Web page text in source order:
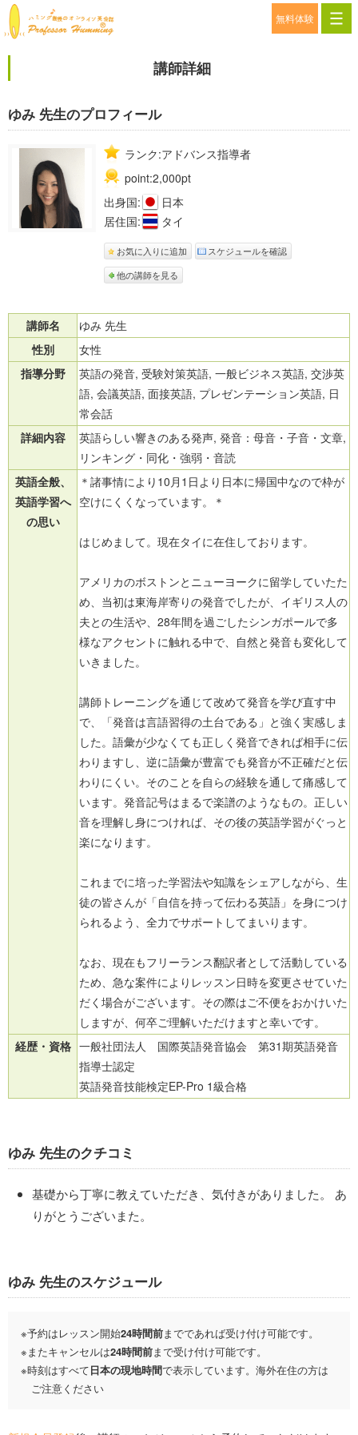
無料体験
講師詳細
ゆみ 先生のプロフィール
ランク:アドバンス指導者
point:2,000pt
出身国:
日本
居住国:
タイ
お気に入りに追加
スケジュールを確認
他の講師を見る
講師名
ゆみ 先生
性別
女性
指導分野
英語の発音, 受験対策英語, 一般ビジネス英語, 交渉英
語, 会議英語, 面接英語, プレゼンテーション英語, 日
常会話
詳細内容
英語らしい響きのある発声, 発音：母音・子音・文章,
リンキング・同化・強弱・音読
英語全般、
英語学習へ
の思い
＊諸事情により10月1日より日本に帰国中なので枠が
空けにくくなっています。＊
はじめまして。現在タイに在住しております。
アメリカのボストンとニューヨークに留学していたた
め、当初は東海岸寄りの発音でしたが、イギリス人の
夫との生活や、28年間を過ごしたシンガポールで多
様なアクセントに触れる中で、自然と発音も変化して
いきました。
講師トレーニングを通じて改めて発音を学び直す中
で、「発音は言語習得の土台である」と強く実感しま
した。語彙が少なくても正しく発音できれば相手に伝
わりますし、逆に語彙が豊富でも発音が不正確だと伝
わりにくい。そのことを自らの経験を通して痛感して
います。発音記号はまるで楽譜のようなもの。正しい
音を理解し身につければ、その後の英語学習がぐっと
楽になります。
これまでに培った学習法や知識をシェアしながら、生
徒の皆さんが「自信を持って伝わる英語」を身につけ
られるよう、全力でサポートしてまいります。
なお、現在もフリーランス翻訳者として活動している
ため、急な案件によりレッスン日時を変更させていた
だく場合がございます。その際はご不便をおかけいた
しますが、何卒ご理解いただけますと幸いです。
経歴・資格 一般社団法人 国際英語発音協会 第31期英語発音
指導士認定
英語発音技能検定EP-Pro 1級合格
ゆみ 先生のクチコミ
基礎から丁寧に教えていただき、気付きがありました。 あ
りがとうございまた。
ゆみ 先生のスケジュール
予約はレッスン開始24時間前までであれば受け付け可能です。
またキャンセルは24時間前まで受け付け可能です。
時刻はすべて日本の現地時間で表示しています。海外在住の方は
ご注意ください